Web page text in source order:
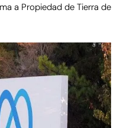
a Propiedad de Tierra de